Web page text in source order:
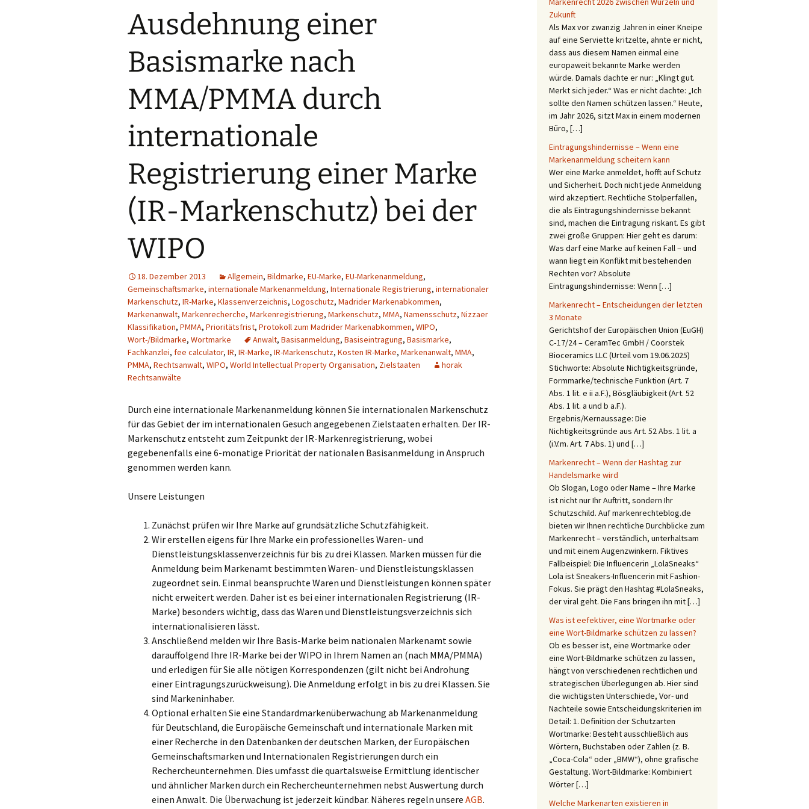
Markenanmeldung
Deutschland ab 89€*
Markenanmeldung
Europa ab 249€*
Internationale
Markenanmeldung ab
345€*
Markenanmeldung
Österreich ab 175€*
Rechtsreferendare
Stellenangebot
Rechtsfachwirte (m/w/d)
Stellenangebot
Rechtsanwaltsfachangestellte
Stellenangebot
Rechtsanwalts- und
Patentanwaltsfachangestellte
Auszubildende zur
Rechtsanwaltsfachangestellten
Stellenangebot
Auszubildende zur
Patentanwaltsfachangestellten
Stellenangebot
Patentingenieure
Ausdehnung einer
Basismarke nach
MMA/PMMA durch
internationale
Registrierung einer Marke
(IR-Markenschutz) bei der
WIPO
18. Dezember 2013 Allgemein, Bildmarke, EU-Marke, EU-Markenanmeldung,
Gemeinschaftsmarke, internationale Markenanmeldung, Internationale Registrierung, internationaler
Markenschutz, IR-Marke, Klassenverzeichnis, Logoschutz, Madrider Markenabkommen,
Markenanwalt, Markenrecherche, Markenregistrierung, Markenschutz, MMA, Namensschutz, Nizzaer
Klassifikation, PMMA, Prioritätsfrist, Protokoll zum Madrider Markenabkommen, WIPO,
Wort-/Bildmarke, Wortmarke Anwalt, Basisanmeldung, Basiseintragung, Basismarke,
Fachkanzlei, fee calculator, IR, IR-Marke, IR-Markenschutz, Kosten IR-Marke, Markenanwalt, MMA,
PMMA, Rechtsanwalt, WIPO, World Intellectual Property Organisation, Zielstaaten
horak
Rechtsanwälte
Durch eine internationale Markenanmeldung können Sie internationalen Markenschutz
für das Gebiet der im internationalen Gesuch angegebenen Zielstaaten erhalten. Der IR-
Markenschutz entsteht zum Zeitpunkt der IR-Markenregistrierung, wobei
gegebenenfalls eine 6-monatige Priorität der nationalen Basisanmeldung in Anspruch
genommen werden kann.
Unsere Leistungen
Zunächst prüfen wir Ihre Marke auf grundsätzliche Schutzfähigkeit.
Wir erstellen eigens für Ihre Marke ein professionelles Waren- und
Dienstleistungsklassenverzeichnis für bis zu drei Klassen. Marken müssen für die
Anmeldung beim Markenamt bestimmten Waren- und Dienstleistungsklassen
zugeordnet sein. Einmal beanspruchte Waren und Dienstleistungen können später
nicht erweitert werden. Daher ist es bei einer internationalen Registrierung (IR-
Marke) besonders wichtig, dass das Waren und Dienstleistungsverzeichnis sich
internationalisieren lässt.
Anschließend melden wir Ihre Basis-Marke beim nationalen Markenamt sowie
darauffolgend Ihre IR-Marke bei der WIPO in Ihrem Namen an (nach MMA/PMMA)
und erledigen für Sie alle nötigen Korrespondenzen (gilt nicht bei Androhung
einer Eintragungszurückweisung). Die Anmeldung erfolgt in bis zu drei Klassen. Sie
sind Markeninhaber.
Optional erhalten Sie eine Standardmarkenüberwachung ab Markenanmeldung
für Deutschland, die Europäische Gemeinschaft und internationale Marken mit
einer Recherche in den Datenbanken der deutschen Marken, der Europäischen
Gemeinschaftsmarken und Internationalen Registrierungen durch ein
Rechercheunternehmen. Dies umfasst die quartalsweise Ermittlung identischer
und ähnlicher Marken durch ein Rechercheunternehmen nebst Auswertung durch
einen Anwalt. Die Überwachung ist jederzeit kündbar. Näheres regeln unsere AGB.
Zukunft
Als Max vor zwanzig Jahren in einer Kneipe
auf eine Serviette kritzelte, ahnte er nicht,
dass aus diesem Namen einmal eine
europaweit bekannte Marke werden
würde. Damals dachte er nur: „Klingt gut.
Merkt sich jeder.“ Was er nicht dachte: „Ich
sollte den Namen schützen lassen.“ Heute,
im Jahr 2026, sitzt Max in einem modernen
Büro, […]
Eintragungshindernisse – Wenn eine
Markenanmeldung scheitern kann
Wer eine Marke anmeldet, hofft auf Schutz
und Sicherheit. Doch nicht jede Anmeldung
wird akzeptiert. Rechtliche Stolperfallen,
die als Eintragungshindernisse bekannt
sind, machen die Eintragung riskant. Es gibt
zwei große Gruppen: Hier geht es darum:
Was darf eine Marke auf keinen Fall – und
wann liegt ein Konflikt mit bestehenden
Rechten vor? Absolute
Eintragungshindernisse: Wenn […]
Markenrecht – Entscheidungen der letzten
3 Monate
Gerichtshof der Europäischen Union (EuGH)
C‑17/24 – CeramTec GmbH / Coorstek
Bioceramics LLC (Urteil vom 19.06.2025)
Stichworte: Absolute Nichtigkeitsgründe,
Formmarke/technische Funktion (Art. 7
Abs. 1 lit. e ii a.F.), Bösgläubigkeit (Art. 52
Abs. 1 lit. a und b a.F.).
Ergebnis/Kernaussage: Die
Nichtigkeitsgründe aus Art. 52 Abs. 1 lit. a
(i.V.m. Art. 7 Abs. 1) und […]
Markenrecht – Wenn der Hashtag zur
Handelsmarke wird
Ob Slogan, Logo oder Name – Ihre Marke
ist nicht nur Ihr Auftritt, sondern Ihr
Schutzschild. Auf markenrechteblog.de
bieten wir Ihnen rechtliche Durchblicke zum
Markenrecht – verständlich, unterhaltsam
und mit einem Augenzwinkern. Fiktives
Fallbeispiel: Die Influencerin „LolaSneaks“
Lola ist Sneakers-Influencerin mit Fashion-
Fokus. Sie prägt den Hashtag #LolaSneaks,
der viral geht. Die Fans bringen ihn mit […]
Was ist eefektiver, eine Wortmarke oder
eine Wort-Bildmarke schützen zu lassen?
Ob es besser ist, eine Wortmarke oder
eine Wort-Bildmarke schützen zu lassen,
hängt von verschiedenen rechtlichen und
strategischen Überlegungen ab. Hier sind
die wichtigsten Unterschiede, Vor- und
Nachteile sowie Entscheidungskriterien im
Detail: 1. Definition der Schutzarten
Wortmarke: Besteht ausschließlich aus
Wörtern, Buchstaben oder Zahlen (z. B.
„Coca-Cola“ oder „BMW“), ohne grafische
Gestaltung. Wort-Bildmarke: Kombiniert
Wörter […]
Welche Markenarten existieren in